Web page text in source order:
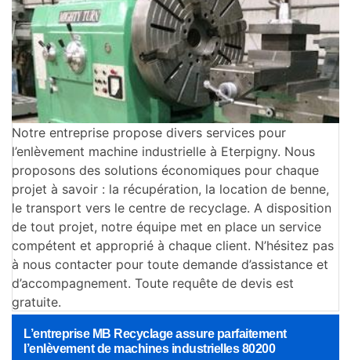
Notre entreprise propose divers services pour
l’enlèvement machine industrielle à Eterpigny. Nous
proposons des solutions économiques pour chaque
projet à savoir : la récupération, la location de benne,
le transport vers le centre de recyclage. A disposition
de tout projet, notre équipe met en place un service
compétent et approprié à chaque client. N’hésitez pas
à nous contacter pour toute demande d’assistance et
d’accompagnement. Toute requête de devis est
gratuite.
L’entreprise MB Recyclage assure parfaitement
l’enlèvement de machines industrielles 80200